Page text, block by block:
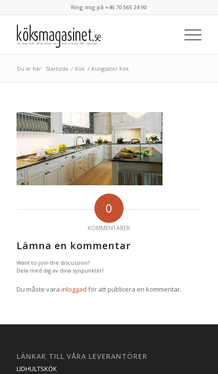
Ring mig på +46 70 565 24 90
Du är här: Startsida / Kök / Kungsäter Kök
0
KOMMENTARER
Lämna en kommentar
Want to join the discussion?
Dela med dig av dina synpunkter!
Du måste vara inloggad för att publicera en kommentar.
LÄNKAR TILL VÅRA LEVERANTÖRER
LIDHULTSKÖK